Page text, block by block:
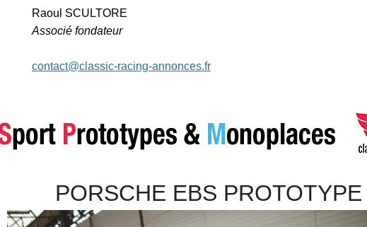
Raoul SCULTORE
Associé fondateur
contact@classic-racing-annonces.fr
PORSCHE EBS PROTOTYPE